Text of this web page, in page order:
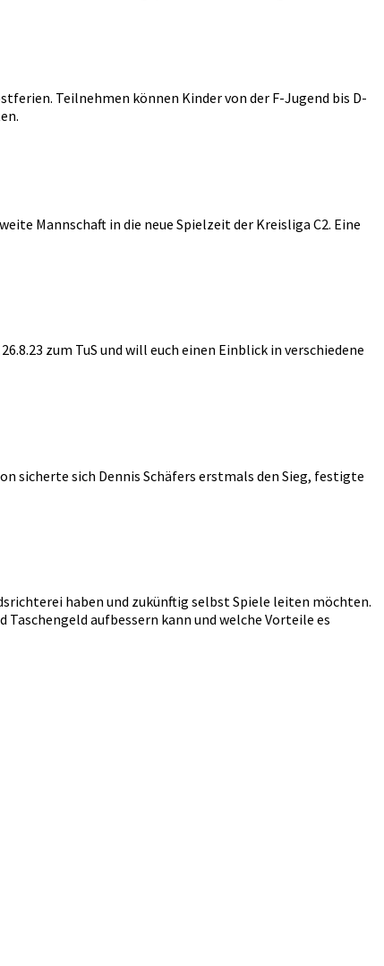
Teilnehmen können Kinder von der F-Jugend bis D-
Mannschaft in die neue Spielzeit der Kreisliga C2. Eine
zum TuS und will euch einen Einblick in verschiedene
sicherte sich Dennis Schäfers erstmals den Sieg, festigte
haben und zukünftig selbst Spiele leiten möchten.
aufbessern kann und welche Vorteile es